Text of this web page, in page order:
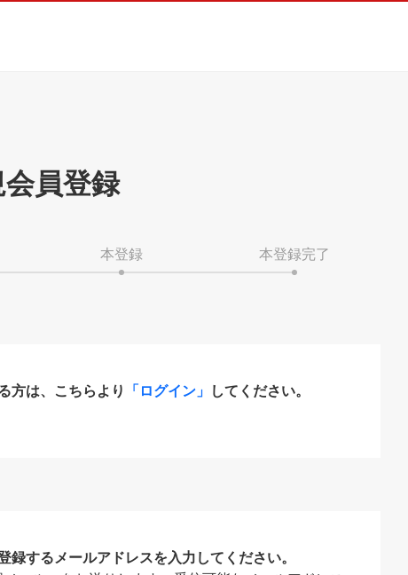
員登録
本登録 本登録完了
方は、こちらより 「ログイン」 してください。
するメールアドレスを入力してください。